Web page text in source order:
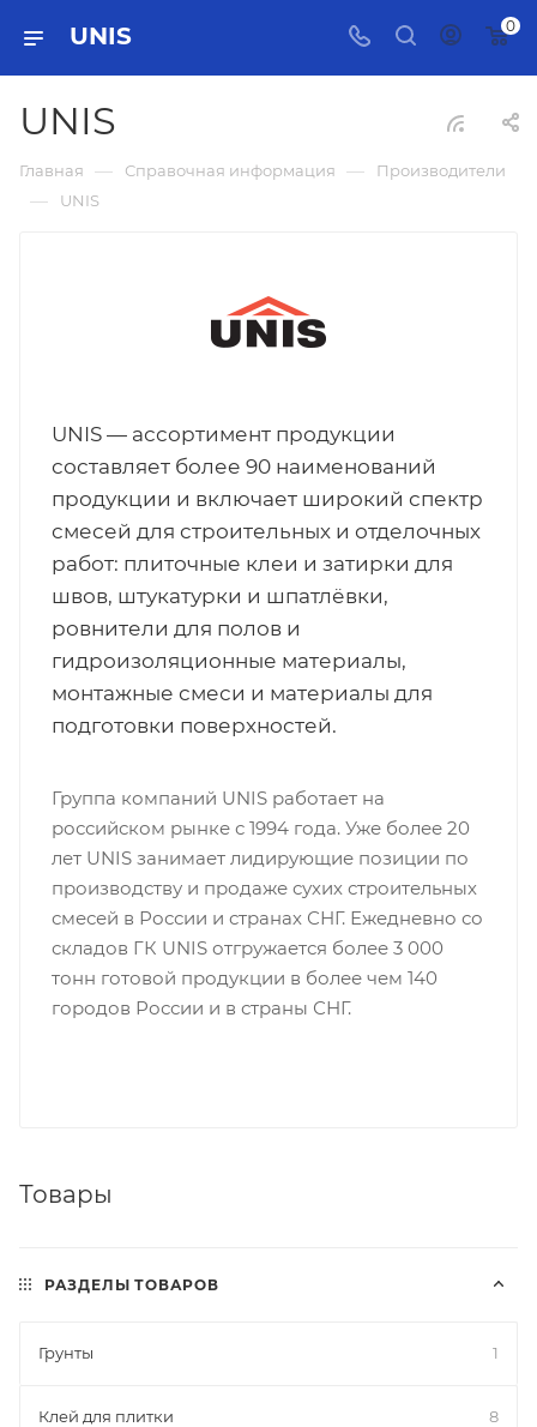
UNIS 0
UNIS
Главная — Справочная информация — Производители
— UNIS
UNIS — ассортимент продукции
составляет более 90 наименований
продукции и включает широкий спектр
смесей для строительных и отделочных
работ: плиточные клеи и затирки для
швов, штукатурки и шпатлёвки,
ровнители для полов и
гидроизоляционные материалы,
монтажные смеси и материалы для
подготовки поверхностей.
Группа компаний UNIS работает на
российском рынке с 1994 года. Уже более 20
лет UNIS занимает лидирующие позиции по
производству и продаже сухих строительных
смесей в России и странах СНГ. Ежедневно со
складов ГК UNIS отгружается более 3 000
тонн готовой продукции в более чем 140
городов России и в страны СНГ.
Товары
РАЗДЕЛЫ ТОВАРОВ
Грунты 1
Клей для плитки 8